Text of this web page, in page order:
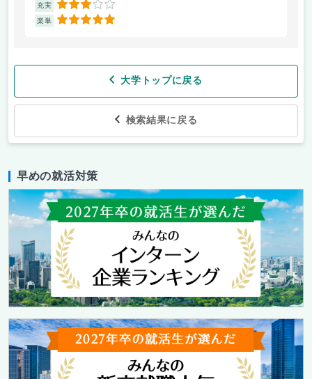
充実 3
楽単 5
大学トップに戻る
検索結果に戻る
早めの就活対策